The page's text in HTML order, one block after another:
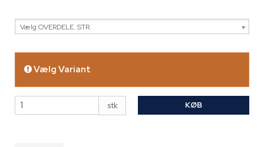
Vælg OVERDELE. STR.
Vælg Variant
stk KØB